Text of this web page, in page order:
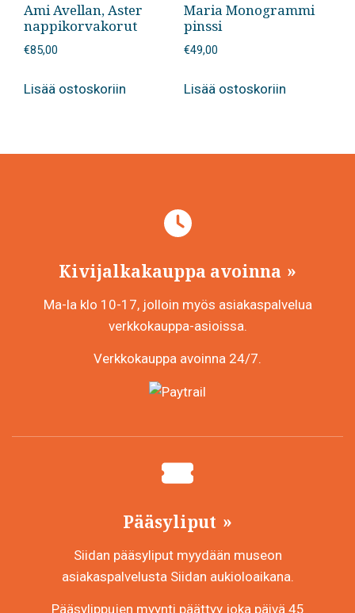
Ami Avellan, Aster
nappikorvakorut
€85,00
Lisää ostoskoriin
Maria Monogrammi
pinssi
€49,00
Lisää ostoskoriin
Kivijalkakauppa avoinna
Ma-la klo 10-17, jolloin myös asiakaspalvelua
verkkokauppa-asioissa.
Verkkokauppa avoinna 24/7.
Pääsyliput
Siidan pääsyliput myydään museon
asiakaspalvelusta Siidan aukioloaikana.
Pääsylippujen myynti päättyy joka päivä 45